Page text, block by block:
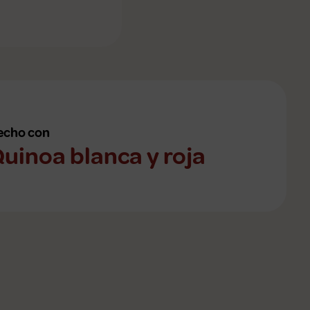
con
blanca y roja